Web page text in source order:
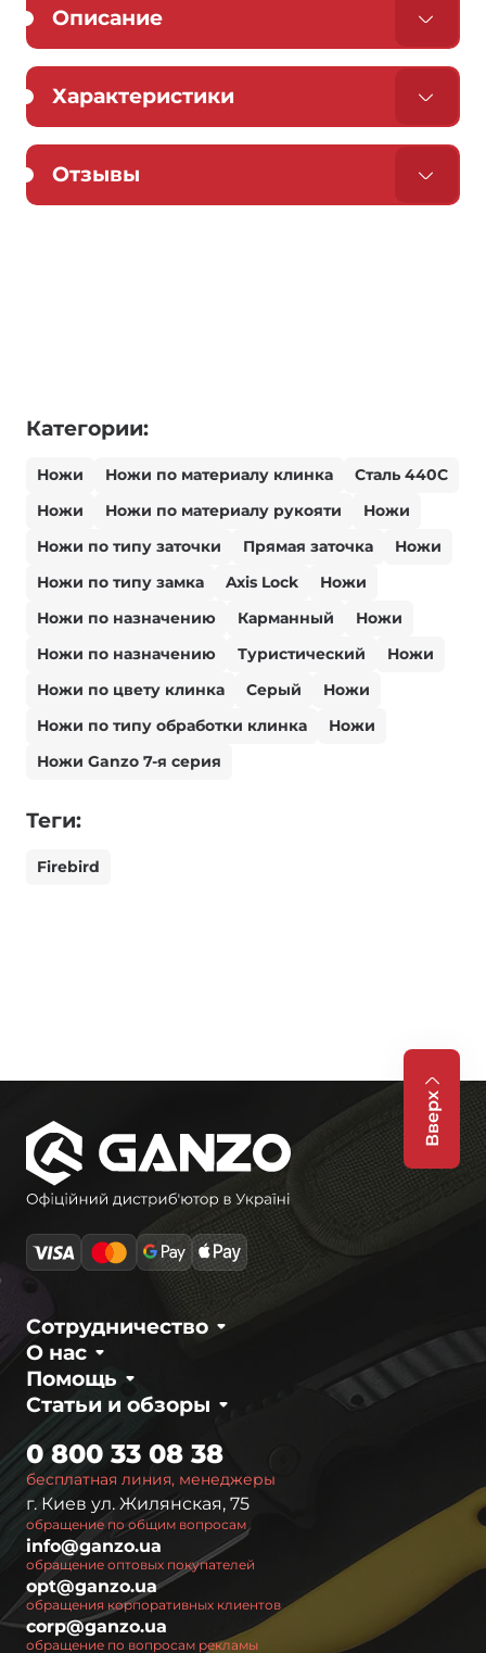
Описание
Характеристики
Отзывы
Категории:
Ножи Ножи по материалу клинка
Сталь 440С
Ножи
Ножи по материалу рукояти
Ножи
Ножи по типу заточки
Прямая заточка
Ножи
Ножи по типу замка
Axis Lock
Ножи
Ножи по назначению
Карманный
Ножи
Ножи по назначению
Туристический
Ножи
Ножи по цвету клинка
Серый
Ножи
Ножи по типу обработки клинка
Ножи
Ножи Ganzo 7-я серия
Теги:
Firebird
Вверх
О нас
Сотрудничество
Статьи и обзоры
Помощь
бесплатная линия, менеджеры
0 800 33 08 38
г. Киев ул. Жилянская, 75
обращение по общим вопросам
info@ganzo.ua
обращение оптовых покупателей
opt@ganzo.ua
обращения корпоративных клиентов
corp@ganzo.ua
обращение по вопросам рекламы